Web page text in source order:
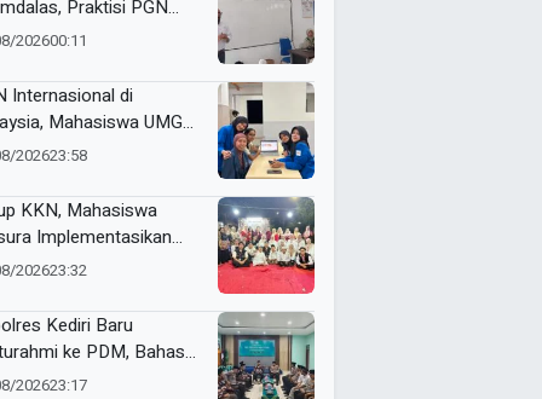
Praktisi PGN
Kenalkan Dunia
202600:11
Internasional di
Mahasiswa UMG
Website
202623:58
KKN, Mahasiswa
Implementasikan
Bin untuk Sampah
202623:32
Kediri Baru
ke PDM, Bahas
Jaga Kamtibmas
202623:17